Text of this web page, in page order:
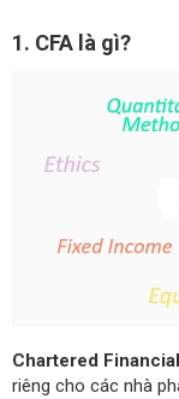
1. CFA là gì?
Chartered
riêng cho các nhà